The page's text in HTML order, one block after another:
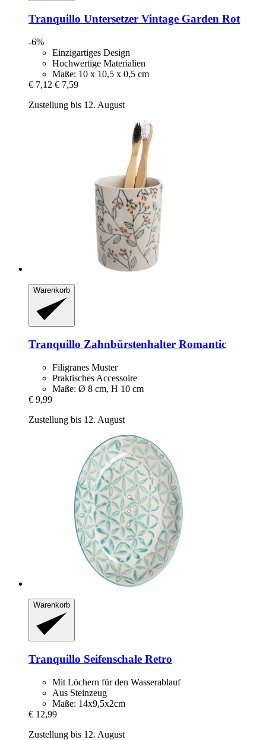
Tranquillo Untersetzer Vintage Garden Rot
-6%
Einzigartiges Design
Hochwertige Materialien
Maße: 10 x 10,5 x 0,5 cm
€ 7,12 € 7,59
Zustellung bis 12. August
Warenkorb
Tranquillo Zahnbürstenhalter Romantic
Filigranes Muster
Praktisches Accessoire
Maße: Ø 8 cm, H 10 cm
€ 9,99
Zustellung bis 12. August
Warenkorb
Tranquillo Seifenschale Retro
Mit Löchern für den Wasserablauf
Aus Steinzeug
Maße: 14x9,5x2cm
€ 12,99
Zustellung bis 12. August